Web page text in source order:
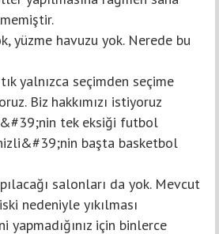
yüzme havuzu yok. Nerede bu
yalnızca seçimden seçime
Biz hakkımızı istiyoruz
tek eksiği futbol
başta basketbol
salonları da yok. Mevcut
nedeniyle yıkılması
yapmadığınız için binlerce